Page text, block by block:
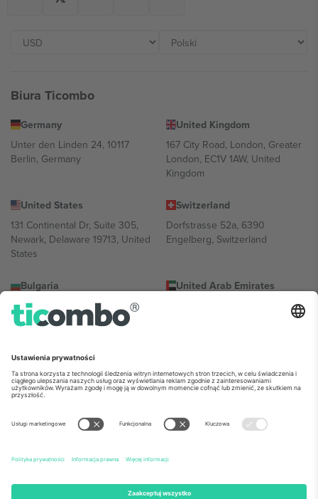
Biura Ticombo
Germany
Unter den Linden 24, 10117
Berlin, Germany
United Kingdom
167 City Road, London, Greater
London, EC1V 1AW, United
Kingdom
United States
131 Continental Dr, Suite 305,
Newark, Delaware 19713, United
States
Switzerland
Dorfstrasse 52a, 6390
Engelberg, Switzerland
Bulgaria
Regus Sofia City West, bul
Totleben 53-55, 1606 Sofia,
United Arab Emirates
UAE Dubai Silicon Oasis, DDP
Building A1, Office 302, Dubai,
Mexico
Av Chapultepec 360, Roma
Norte, Cuauhtémoc, 06700
Ciudad de México, CDMX,
Mexico
Podmiot prawny dostawcy platformy może się różnić w zależności
informacje, sprawdź stronę konkretnego wydarzenia, stopkę i